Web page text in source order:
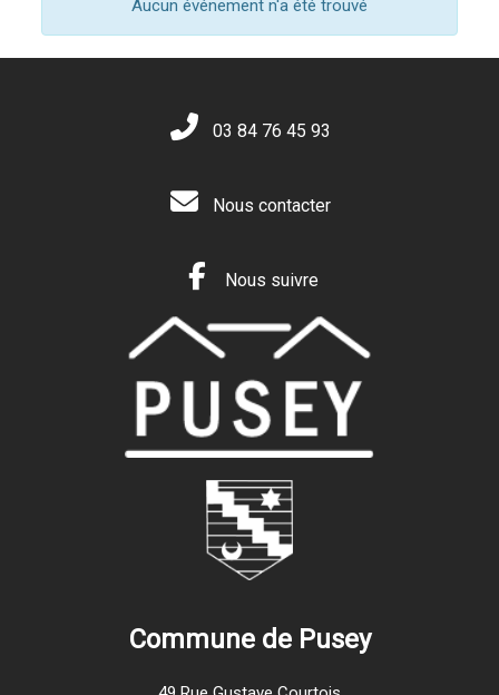
Aucun événement n'a été trouvé
03 84 76 45 93
Nous contacter
Nous suivre
Commune de Pusey